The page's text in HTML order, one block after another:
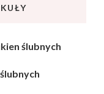
ślubnych